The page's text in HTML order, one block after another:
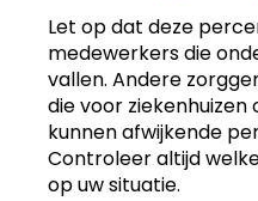
Let op dat deze
medewerkers die
vallen. Andere
die voor ziekenhuizen
kunnen afwijkende
Controleer altijd
op uw situatie.